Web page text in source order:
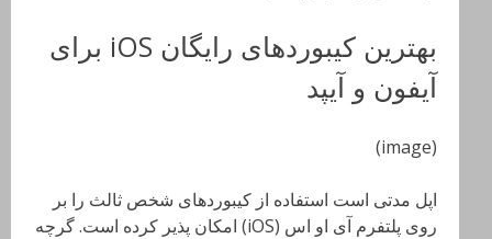
بهترین کیبوردهای رایگان iOS برای
آیفون و آیپد
(image)
اپل مدتی است استفاده از کیبوردهای شخص ثالث را بر
روی پلتفرم آی او اس (iOS) امکان پذیر کرده است. گرچه